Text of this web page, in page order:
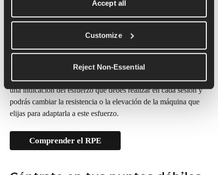
Accept all
Customize
Reject Non-Essential
Intensidad
¿Sabías que puedes convertir todas tus sesiones en RPE (índice
de esfuerzo percibido)? Solo tienes que ir a «Gestionar plan»,
luego a «Unidades de medida» y cambiar a RPE. Esto te dará
una indicación del esfuerzo que debes realizar en cada sesión y
podrás cambiar la resistencia o la elevación de la máquina que
elijas para adaptarla a este esfuerzo.
Comprender el RPE